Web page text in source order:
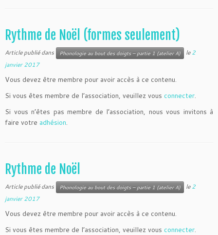
Rythme de Noël (formes seulement)
Article publié dans Phonologie au bout des doigts – partie 1 (atelier A) le2
janvier 2017
Vous devez être membre pour avoir accès à ce contenu.
Si vous êtes membre de l’association, veuillez vous connecter.
Si vous n’êtes pas membre de l’association, nous vous invitons à
faire votre adhésion.
Rythme de Noël
Article publié dans Phonologie au bout des doigts – partie 1 (atelier A) le2
janvier 2017
Vous devez être membre pour avoir accès à ce contenu.
Si vous êtes membre de l’association, veuillez vous connecter.